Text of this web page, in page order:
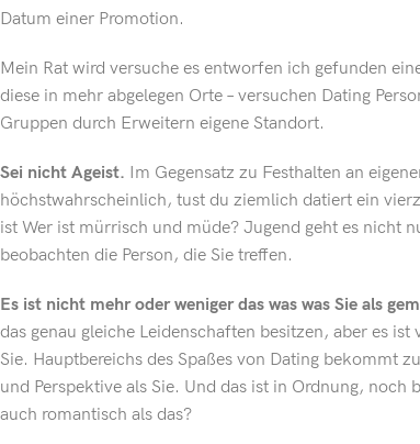
Datum einer Promotion.
Mein Rat wird versuche es entworfen ich gefunden
diese in mehr abgelegen Orte – versuchen Dating
Gruppen durch Erweitern eigene Standort.
Sei nicht Ageist. Im Gegensatz zu Festhalten an
höchstwahrscheinlich, tust du ziemlich datiert ein
ist Wer ist mürrisch und müde? Jugend geht es nicht
beobachten die Person, die Sie treffen.
Es ist nicht mehr oder weniger das was was Sie als
das genau gleiche Leidenschaften besitzen, aber es
Sie. Hauptbereichs des Spaßes von Dating bekommt
und Perspektive als Sie. Und das ist in Ordnung, noch
auch romantisch als das?